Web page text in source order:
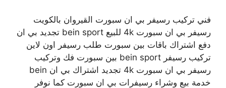
فني تركيب رسيفر بي ان سبورت القيروان بالكويت
رسيفر بي ان سبورت 4k للبيع bein sport تجديد بي ان
دفع اشتراك باقات بين سبورت طلب رسيفر اون لاين
تركيب رسيفر bein sport بين سبورت فك وتركيب
رسيفر بي ان سبورت 4k تجديد اشتراك بي ان bein
خدمة بيع وشراء رسيفرات بي ان سبورت كما نوفر